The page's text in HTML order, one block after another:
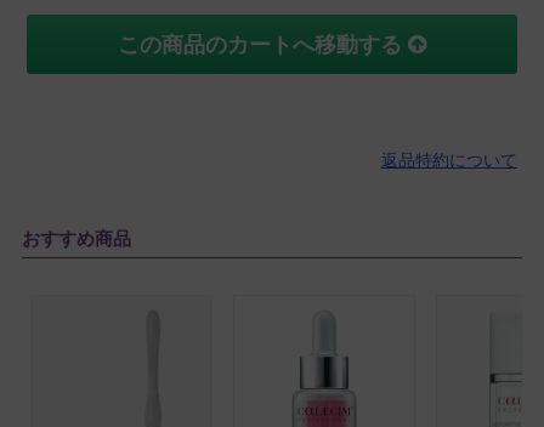
この商品のカートへ移動する
返品特約について
おすすめ商品